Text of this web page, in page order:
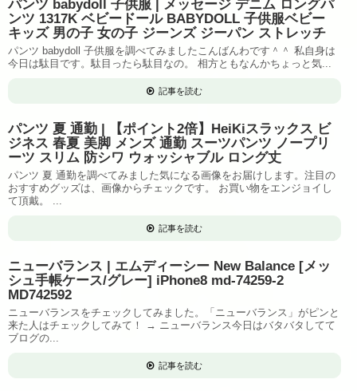
パンツ babydoll 子供服 | メッセージ デニム ロングパ
ンツ 1317K ベビードール BABYDOLL 子供服ベビー
キッズ 男の子 女の子 ジーンズ ジーパン ストレッチ
パンツ babydoll 子供服を調べてみましたこんばんわです＾＾ 私自身は
今日は駄目です。駄目ったら駄目なの。 相方ともなんかちょっと気...
記事を読む
パンツ 夏 通勤 | 【ポイント2倍】HeiKiスラックス ビ
ジネス 春夏 美脚 メンズ 通勤 スーツパンツ ノープリ
ーツ スリム 防シワ ウォッシャブル ロング丈
パンツ 夏 通勤を調べてみました気になる画像をお届けします。注目の
おすすめグッズは、画像からチェックです。 お買い物をエンジョイし
て頂戴。 ...
記事を読む
ニューバランス | エムディーシー New Balance [メッ
シュ手帳ケース/グレー] iPhone8 md-74259-2
MD742592
ニューバランスをチェックしてみました。「ニューバランス」がピンと
来た人はチェックしてみて！ → ニューバランス今日はバタバタしてて
ブログの...
記事を読む